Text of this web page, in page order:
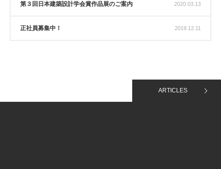
2020.03.13
第３回日本建築設計学会賞作品展のご案内
2019.12.11
正社員募集中！
ARTICLES